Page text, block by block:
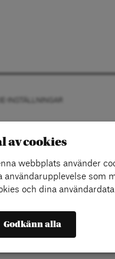
INSTÄLLNINGAR
av cookies
webbplats använder
användarupplevelse som
och dina
Godkänn alla